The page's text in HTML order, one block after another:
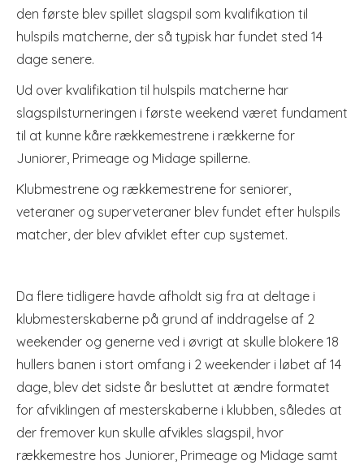
den første blev spillet slagspil som kvalifikation til
hulspils matcherne, der så typisk har fundet sted 14
dage senere.
Ud over kvalifikation til hulspils matcherne har
slagspilsturneringen i første weekend været fundament
til at kunne kåre rækkemestrene i rækkerne for
Juniorer, Primeage og Midage spillerne.
Klubmestrene og rækkemestrene for seniorer,
veteraner og superveteraner blev fundet efter hulspils
matcher, der blev afviklet efter cup systemet.
Da flere tidligere havde afholdt sig fra at deltage i
klubmesterskaberne på grund af inddragelse af 2
weekender og generne ved i øvrigt at skulle blokere 18
hullers banen i stort omfang i 2 weekender i løbet af 14
dage, blev det sidste år besluttet at ændre formatet
for afviklingen af mesterskaberne i klubben, således at
der fremover kun skulle afvikles slagspil, hvor
rækkemestre hos Juniorer, Primeage og Midage samt